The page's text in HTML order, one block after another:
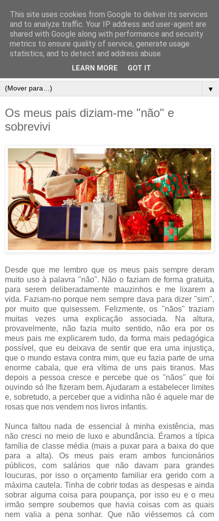
▼
Os meus pais diziam-me "não" e
sobrevivi
Desde que me lembro que os meus pais sempre deram
muito uso à palavra "não". Não o faziam de forma gratuita,
para serem deliberadamente mauzinhos e me lixarem a
vida. Faziam-no porque nem sempre dava para dizer "sim",
por muito que quisessem. Felizmente, os "nãos" traziam
muitas vezes uma explicação associada. Na altura,
provavelmente, não fazia muito sentido, não era por os
meus pais me explicarem tudo, da forma mais pedagógica
possível, que eu deixava de sentir que era uma injustiça,
que o mundo estava contra mim, que eu fazia parte de uma
enorme cabala, que era vítima de uns pais tiranos. Mas
depois a pessoa cresce e percebe que os "nãos" que foi
ouvindo só lhe fizeram bem. Ajudaram a estabelecer limites
e, sobretudo, a perceber que a vidinha não é aquele mar de
rosas que nos vendem nos livros infantis.
Nunca faltou nada de essencial à minha existência, mas
não cresci no meio de luxo e abundância. Éramos a típica
família de classe média (mais a puxar para a baixa do que
para a alta). Os meus pais eram ambos funcionários
públicos, com salários que não davam para grandes
loucuras, por isso o orçamento familiar era gerido com a
máxima cautela. Tinha de cobrir todas as despesas e ainda
sobrar alguma coisa para poupança, por isso eu e o meu
irmão sempre soubemos que havia coisas com as quais
nem valia a pena sonhar. Que não viéssemos cá com
This site uses cookies from Google to deliver its services
and to analyze traffic. Your IP address and user-agent are
shared with Google along with performance and security
metrics to ensure quality of service, generate usage
statistics, and to detect and address abuse.
LEARN MORE GOT IT